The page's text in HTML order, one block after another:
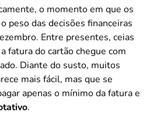
o momento em que os
peso das decisões financeiras
Entre presentes, ceias
fatura do cartão chegue com
Diante do susto, muitos
mais fácil, mas que se
apenas o mínimo da fatura e
.